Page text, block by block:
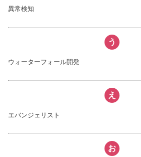
異常検知
う
ウォーターフォール開発
え
エバンジェリスト
お